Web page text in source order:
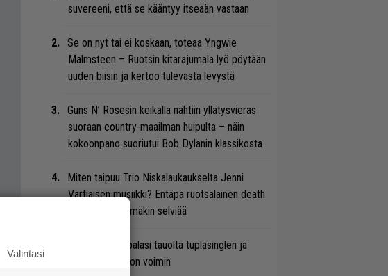
suvereeni, että se kääntyy itseään vastaan
Se on nyt tai ei koskaan, toteaa Yngwie
Malmsteen – Ruotsin kitarajumala lyö pöytään
uuden biisin ja kertoo tulevasta levystä
Guns N’ Rosesin keikalla nähtiin yllätysvieras
suoraan country-maailman huipulta – näin
kokoonpano suoriutui Bob Dylanin klassikosta
Miten taipuu Trio Niskalaukaukselta Jenni
Vartiaisen musiikki? Entäpä ruotsalainen death
metal? Pian tämäkin selviää
Blind Channel palasi tauolta tuplasinglen ja
näyttävän videon voimin
Valintasi